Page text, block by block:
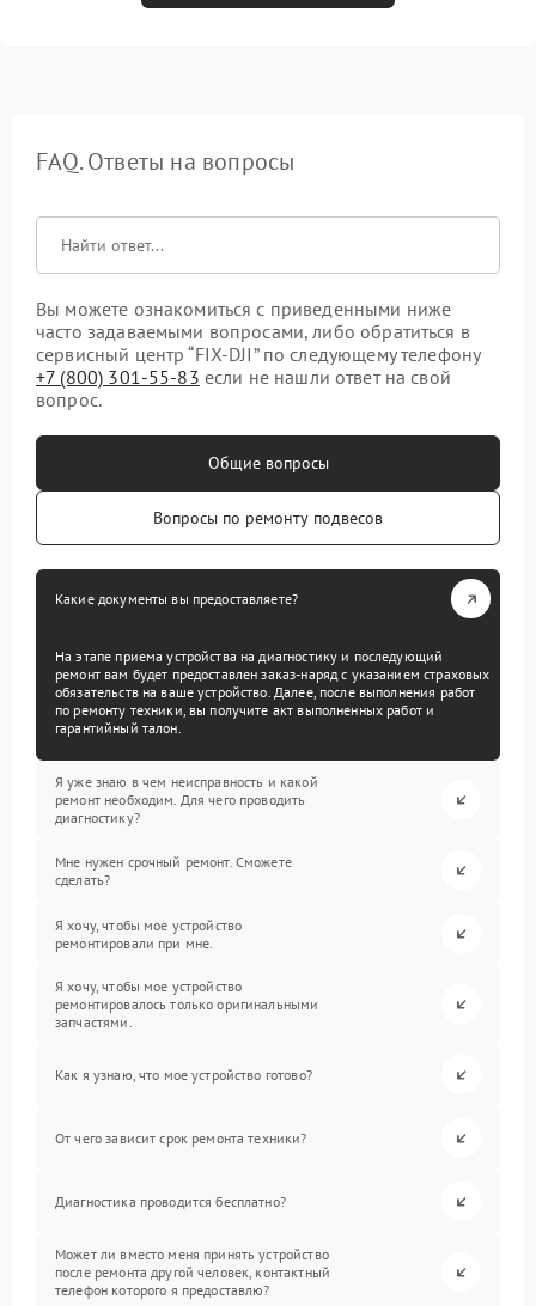
FAQ. Ответы на вопросы
Вы можете ознакомиться с приведенными ниже
часто задаваемыми вопросами, либо обратиться в
сервисный центр “FIX-DJI” по следующему телефону
+7 (800) 301-55-83 если не нашли ответ на свой
вопрос.
Общие вопросы
Вопросы по ремонту подвесов
Какие документы вы предоставляете?
На этапе приема устройства на диагностику и последующий
ремонт вам будет предоставлен заказ-наряд с указанием страховых
обязательств на ваше устройство. Далее, после выполнения работ
по ремонту техники, вы получите акт выполненных работ и
гарантийный талон.
Я уже знаю в чем неисправность и какой
ремонт необходим. Для чего проводить
диагностику?
Мне нужен срочный ремонт. Сможете
сделать?
Я хочу, чтобы мое устройство
ремонтировали при мне.
Я хочу, чтобы мое устройство
ремонтировалось только оригинальными
запчастями.
Как я узнаю, что мое устройство готово?
От чего зависит срок ремонта техники?
Диагностика проводится бесплатно?
Может ли вместо меня принять устройство
после ремонта другой человек, контактный
телефон которого я предоставлю?